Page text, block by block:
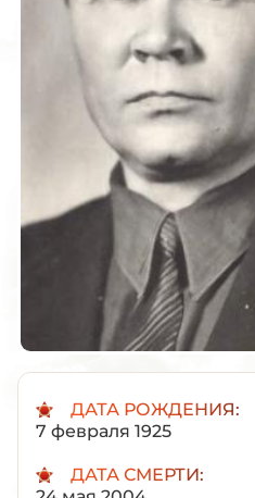
ДАТА РОЖДЕНИЯ:
7 февраля 1925
ДАТА СМЕРТИ: